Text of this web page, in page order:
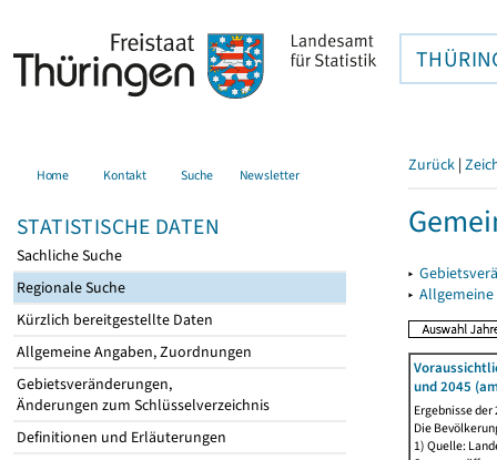
Home Kontakt Suche Newsletter
STATISTISCHE DATEN
Sachliche Suche
Regionale Suche
Kürzlich bereitgestellte Daten
Allgemeine Angaben, Zuordnungen
Gebietsveränderungen,
Änderungen zum Schlüsselverzeichnis
Definitionen und Erläuterungen
Zurück |
▸
▸
und 2045
Ergebnisse
Die
1) Quelle: